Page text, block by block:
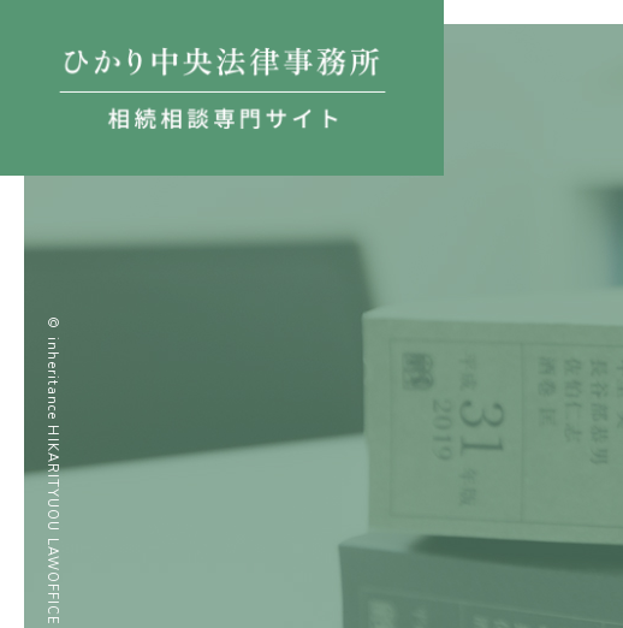
©
inheritance HIKARITYUOU LAWOFFICE